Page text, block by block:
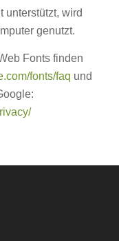
unterstützt, wird
genutzt.
Fonts finden
fonts/faq und